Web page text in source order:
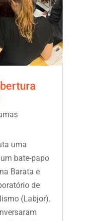
uma
bate-papo
Barata e
de
(Labjor).